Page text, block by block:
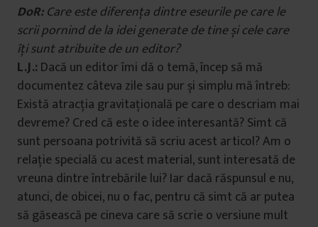
DoR:Care este diferența dintre eseurile pe care le
scrii pornind de la idei generate de tine și cele care
îți sunt atribuite de un editor?
L.J.: Dacă un editor îmi dă o temă, încep să mă
documentez câteva zile sau pur și simplu mă întreb:
Există atracția gravitațională pe care o descriam mai
devreme? Cred că este o idee interesantă? Simt că
sunt persoana potrivită să scriu acest articol? Am o
relație specială cu acest material, sunt interesată de
vreuna dintre întrebările lui? Iar dacă răspunsul e nu,
atunci, de obicei, nu o fac, pentru că simt că ar putea
să găsească pe cineva care să scrie o versiune mult